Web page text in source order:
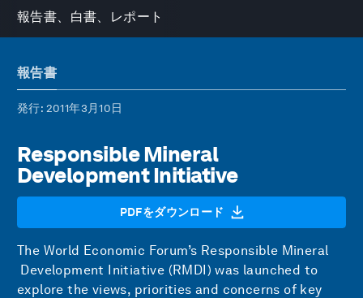
報告書、白書、レポート
報告書
発行: 2011年3月10日
Responsible Mineral
Development Initiative
PDFをダウンロード
The World Economic Forum’s Responsible Mineral
Development Initiative (RMDI) was launched to
explore the views, priorities and concerns of key